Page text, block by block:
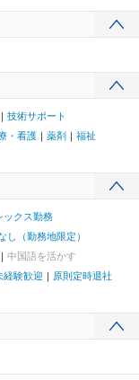
技術サポート
・看護 薬剤
福祉
ックス勤務
し（勤務地限定）
中国語を活かす
経験歓迎
原則定時退社